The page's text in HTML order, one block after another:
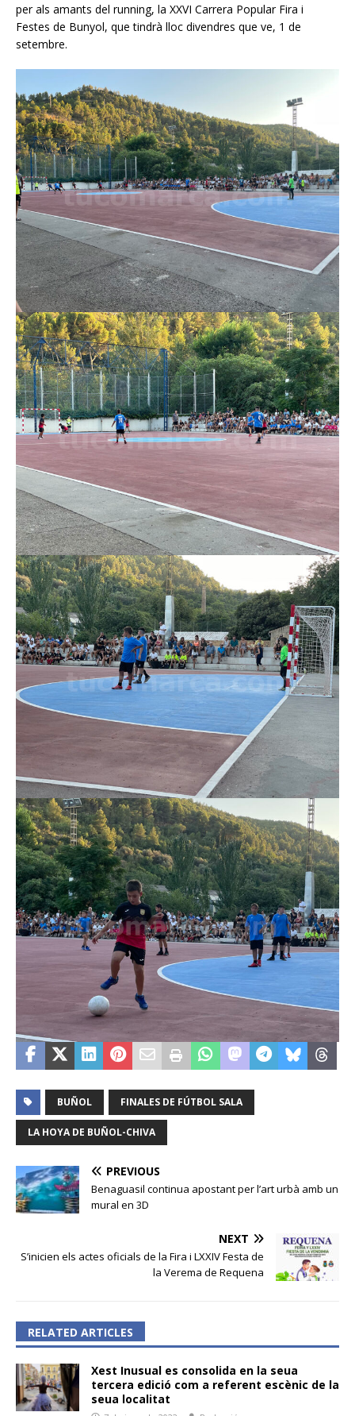
per als amants del running, la XXVI Carrera Popular Fira i
Festes de Bunyol, que tindrà lloc divendres que ve, 1 de
setembre.
BUÑOL FINALES DE FÚTBOL SALA
LA HOYA DE BUÑOL-CHIVA
PREVIOUS
Benaguasil continua apostant per l’art urbà amb un
mural en 3D
NEXT
S’inicien els actes oficials de la Fira i LXXIV Festa de
la Verema de Requena
RELATED ARTICLES
Xest Inusual es consolida en la seua
tercera edició com a referent escènic de la
seua localitat